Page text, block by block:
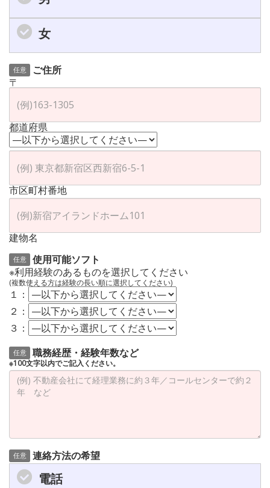
女
任意
ご住所
〒
都道府県
市区町村番地
建物名
任意
使用可能ソフト
※利用経験のあるものを選択してください
(複数使える方は経験の長い順に選択してください)
１：
２：
３：
任意 職務経歴・経験年数など
※100文字以内でご記入ください。
任意 連絡方法の希望
電話